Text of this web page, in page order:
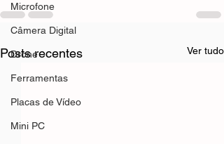
Microfone
Câmera Digital
Drone
Ferramentas
Placas de Vídeo
Mini PC
Posts recentes Ver tudo